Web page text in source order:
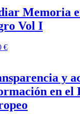
Memoria
Vol I
€
y
en el